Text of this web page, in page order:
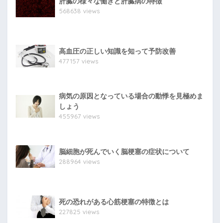
568638 views
高血圧の正しい知識を知って予防改善
477157 views
病気の原因となっている場合の動悸を見極めま
しょう
455967 views
脳細胞が死んでいく脳梗塞の症状について
288964 views
死の恐れがある心筋梗塞の特徴とは
227825 views